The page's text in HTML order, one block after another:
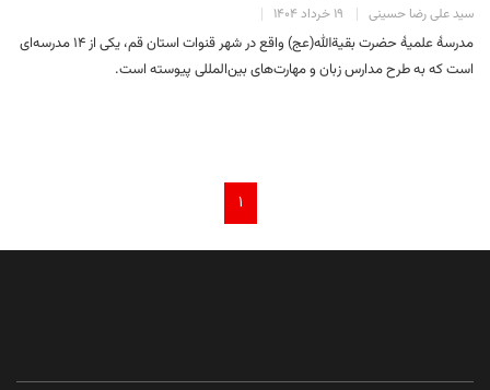
سید علی رضا حسینی ۱۹ خرداد ۱۴۰۴
مدرسهٔ علمیهٔ حضرت بقیةالله(عج) واقع در شهر قنوات استان قم، یکی از ۱۴ مدرسه‌ای
است که به طرح مدارس زبان و مهارت‌های بین‌المللی پیوسته است.
۱